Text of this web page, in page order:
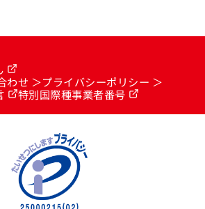
わせ
プライバシーポリシー
特別国際種事業者番号